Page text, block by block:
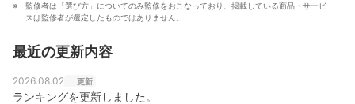
監修者は「選び方」についてのみ監修をおこなっており、掲載している商品・サービ
スは監修者が選定したものではありません。
最近の更新内容
2026.08.02 更新
ランキングを更新しました。